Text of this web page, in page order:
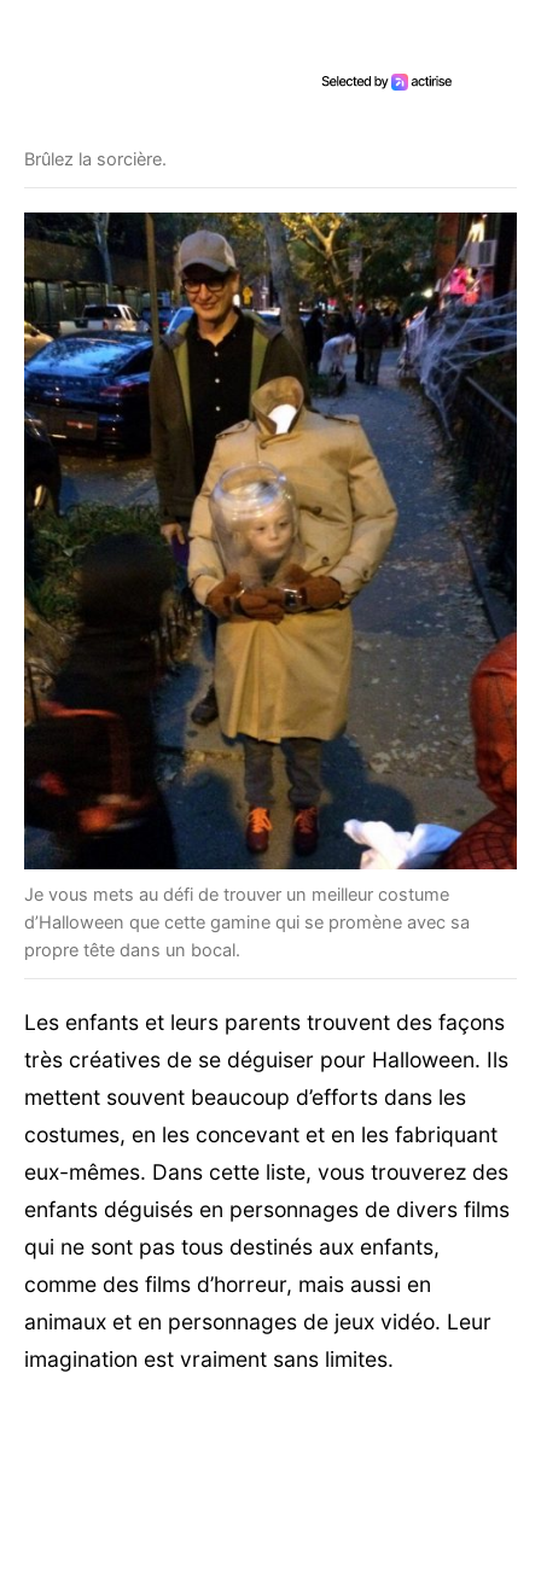
Brûlez la sorcière.
Je vous mets au défi de trouver un meilleur costume
d’Halloween que cette gamine qui se promène avec sa
propre tête dans un bocal.
Les enfants et leurs parents trouvent des façons
très créatives de se déguiser pour Halloween. Ils
mettent souvent beaucoup d’efforts dans les
costumes, en les concevant et en les fabriquant
eux-mêmes. Dans cette liste, vous trouverez des
enfants déguisés en personnages de divers films
qui ne sont pas tous destinés aux enfants,
comme des films d’horreur, mais aussi en
animaux et en personnages de jeux vidéo. Leur
imagination est vraiment sans limites.